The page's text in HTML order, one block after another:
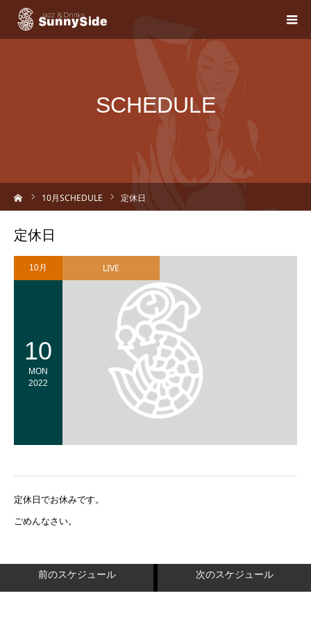
SCHEDULE
10月SCHEDULE 定休日
定休日
10月
10
MON
2022
LIVE
定休日でお休みです。
ごめんなさい。
前のスケジュール 次のスケジュール